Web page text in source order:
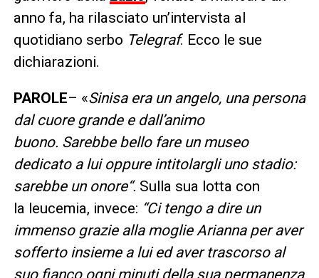
anno fa, ha rilasciato un’intervista al
quotidiano serbo Telegraf. Ecco le sue
dichiarazioni.
PAROLE– «Sinisa era un angelo, una persona
dal cuore grande e dall’animo
buono. Sarebbe bello fare un museo
dedicato a lui oppure intitolargli uno stadio:
sarebbe un onore“. Sulla sua lotta con
la leucemia, invece: “Ci tengo a dire un
immenso grazie alla moglie Arianna per aver
sofferto insieme a lui ed aver trascorso al
suo fianco ogni minuti della sua permanenza